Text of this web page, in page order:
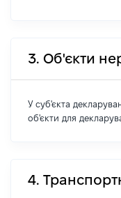
3. Об'єкти
У суб'єкта
об'єкти для
4.